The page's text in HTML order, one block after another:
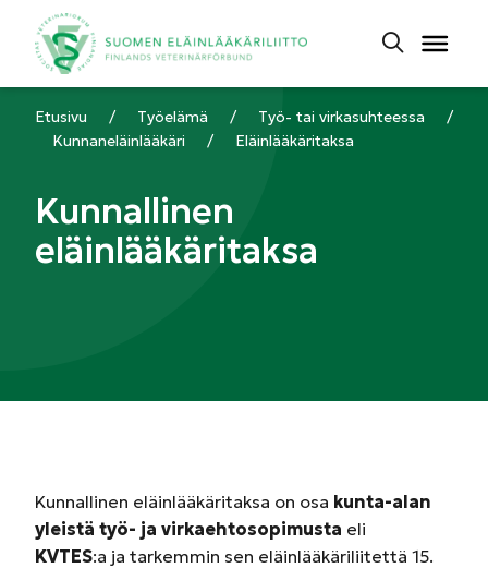
Etusivu / Työelämä / Työ- tai virkasuhteessa
/
Kunnaneläinlääkäri
/ Eläinlääkäritaksa
Kunnallinen
eläinlääkäritaksa
Kunnallinen eläinlääkäritaksa on osa kunta-alan
yleistä työ- ja virkaehtosopimusta eli
KVTES:a ja tarkemmin sen eläinlääkäriliitettä 15.